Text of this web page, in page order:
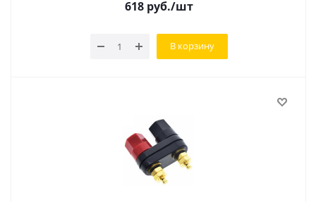
618руб./шт
В корзину